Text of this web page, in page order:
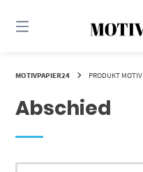
zum
MOTIVPAPIER24 PRODUKT MOTIV
Abschied